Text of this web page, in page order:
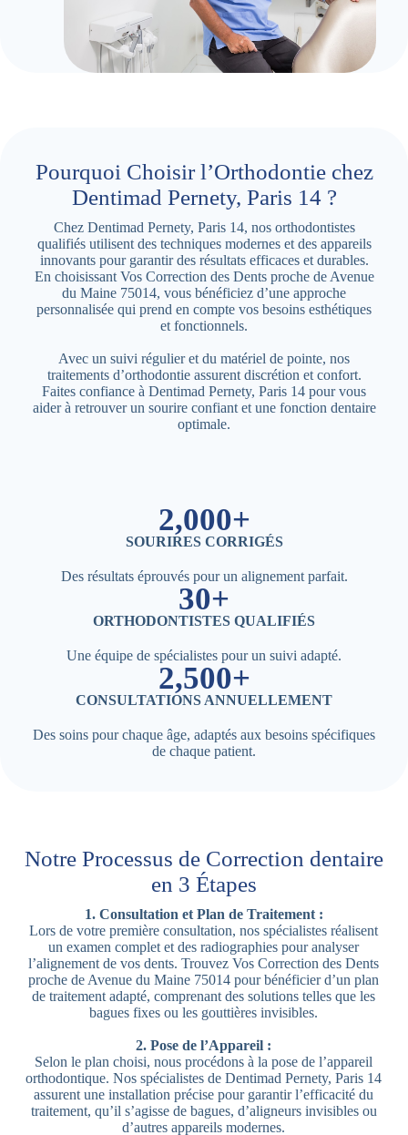
Pourquoi Choisir l’Orthodontie chez
Dentimad Pernety, Paris 14 ?
Chez Dentimad Pernety, Paris 14, nos orthodontistes
qualifiés utilisent des techniques modernes et des appareils
innovants pour garantir des résultats efficaces et durables.
En choisissant Vos Correction des Dents proche de Avenue
du Maine 75014, vous bénéficiez d’une approche
personnalisée qui prend en compte vos besoins esthétiques
et fonctionnels.
Avec un suivi régulier et du matériel de pointe, nos
traitements d’orthodontie assurent discrétion et confort.
Faites confiance à Dentimad Pernety, Paris 14 pour vous
aider à retrouver un sourire confiant et une fonction dentaire
optimale.
2,000+
SOURIRES CORRIGÉS
Des résultats éprouvés pour un alignement parfait.
30+
ORTHODONTISTES QUALIFIÉS
Une équipe de spécialistes pour un suivi adapté.
2,500+
CONSULTATIONS ANNUELLEMENT
Des soins pour chaque âge, adaptés aux besoins spécifiques
de chaque patient.
Notre Processus de Correction dentaire
en 3 Étapes
1. Consultation et Plan de Traitement :
Lors de votre première consultation, nos spécialistes réalisent
un examen complet et des radiographies pour analyser
l’alignement de vos dents. Trouvez Vos Correction des Dents
proche de Avenue du Maine 75014 pour bénéficier d’un plan
de traitement adapté, comprenant des solutions telles que les
bagues fixes ou les gouttières invisibles.
2. Pose de l’Appareil :
Selon le plan choisi, nous procédons à la pose de l’appareil
orthodontique. Nos spécialistes de Dentimad Pernety, Paris 14
assurent une installation précise pour garantir l’efficacité du
traitement, qu’il s’agisse de bagues, d’aligneurs invisibles ou
d’autres appareils modernes.